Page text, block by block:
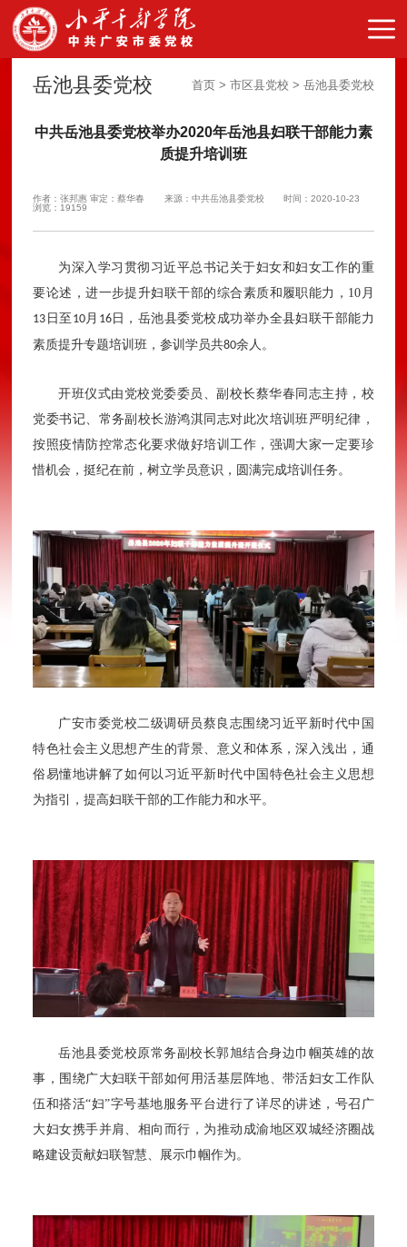
岳池县委党校 首页 > 市区县党校 > 岳池县委党校
中共岳池县委党校举办2020年岳池县妇联干部能力素
质提升培训班
作者：张邦惠 审定：蔡华春 来源：中共岳池县委党校
时间：2020-10-23
浏览：19159
为深入学习贯彻习近平总书记关于妇女和妇女工作的重
要论述，进一步提升妇联干部的综合素质和履职能力， 10 月
13 日至 10月 16日，岳池县委党校成功举办全县妇联干部能力
素质提升专题培训班，参训学员共80余人。
开班仪式由党校党委委员、副校长蔡华春同志主持，校
党委书记、常务副校长游鸿淇同志对此次培训班严明纪律，
按照疫情防控常态化要求做好培训工作，强调大家一定要珍
惜机会，挺纪在前，树立学员意识，圆满完成培训任务。
广安市委党校二级调研员蔡良志围绕习近平新时代中国
特色社会主义思想产生的背景、意义和体系，深入浅出，通
俗易懂地讲解了如何以习近平新时代中国特色社会主义思想
为指引，提高妇联干部的工作能力和水平。
岳池县委党校原常务副校长郭旭结合身边巾帼英雄的故
事，围绕广大妇联干部如何用活基层阵地、带活妇女工作队
伍和搭活“妇”字号基地服务平台进行了详尽的讲述，号召广
大妇女携手并肩、相向而行，为推动成渝地区双城经济圈战
略建设贡献妇联智慧、展示巾帼作为。